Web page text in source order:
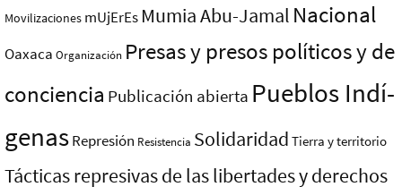
Movilizaciones mUjErEs Mumia Abu-Jamal Nacional
Oaxaca Organización Presas y presos polí­ticos y de
conciencia Publicación abierta Pueblos Indí­
genasRepresión Resistencia Solidaridad Tierra y territorio
Tácticas represivas de las libertades y derechos